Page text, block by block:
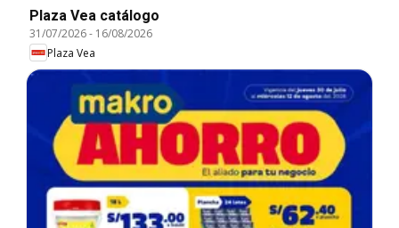
Plaza Vea catálogo
31/07/2026- 16/08/2026
Plaza Vea